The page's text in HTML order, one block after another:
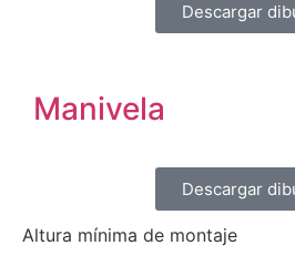
Descargar
Manivela
Descargar
Altura mínima de montaje